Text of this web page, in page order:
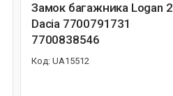
Замок багажника Logan 2
Dacia 7700791731
7700838546
UA15512